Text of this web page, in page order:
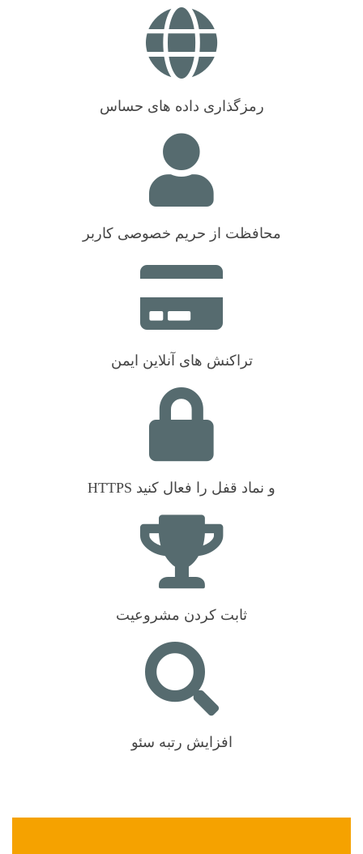
رمزگذاری داده های حساس
محافظت از حریم خصوصی کاربر
تراکنش های آنلاین ایمن
HTTPS و نماد قفل را فعال کنید
ثابت کردن مشروعیت
افزایش رتبه سئو